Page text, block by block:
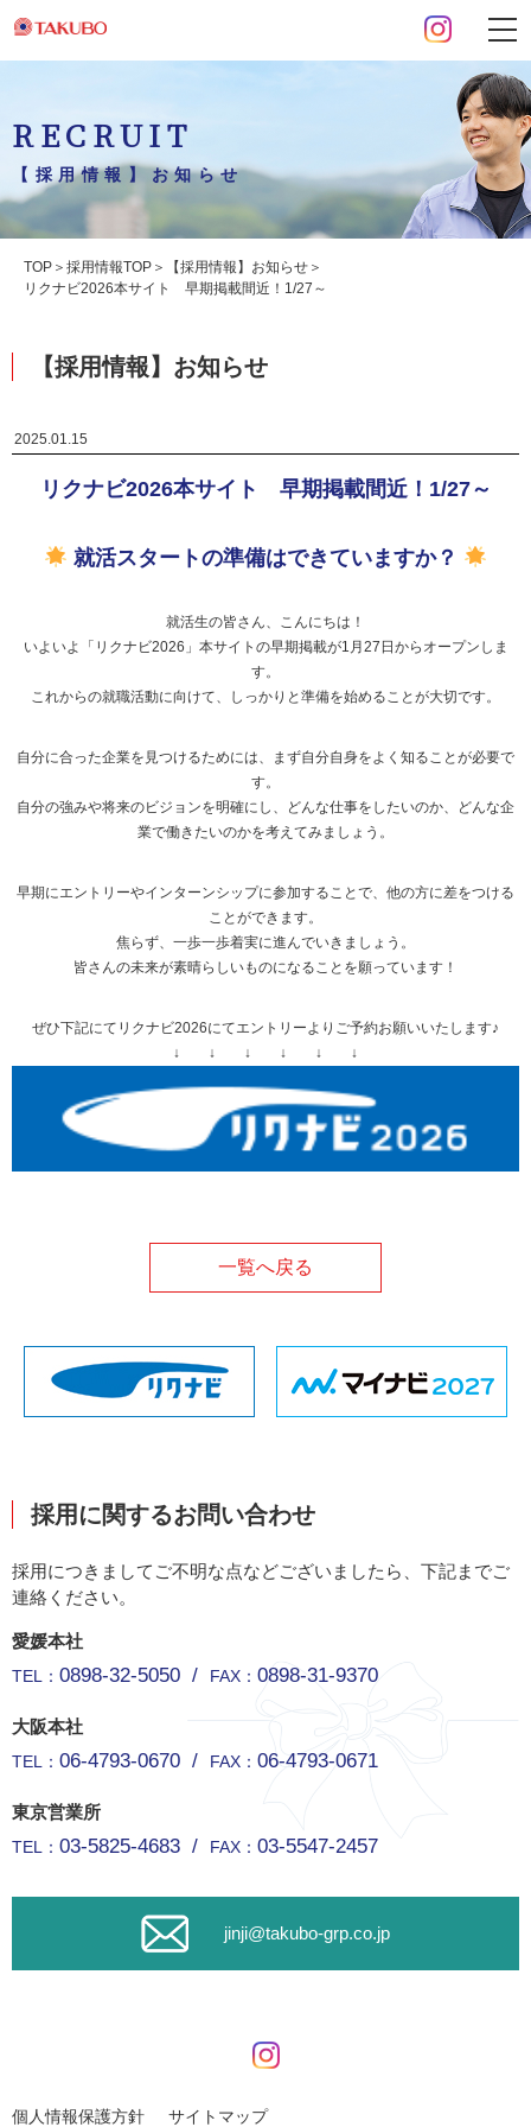
RECRUIT
【採用情報】お知らせ
TOP 採用情報TOP
【採用情報】お知らせ
リクナビ2026本サイト 早期掲載間近！1/27～
【採用情報】お知らせ
2025.01.15
リクナビ2026本サイト 早期掲載間近！1/27～
就活スタートの準備はできていますか？
就活生の皆さん、こんにちは！
いよいよ「リクナビ2026」本サイトの早期掲載が1月27日からオープンしま
す。
これからの就職活動に向けて、しっかりと準備を始めることが大切です。
自分に合った企業を見つけるためには、まず自分自身をよく知ることが必要で
す。
自分の強みや将来のビジョンを明確にし、どんな仕事をしたいのか、どんな企
業で働きたいのかを考えてみましょう。
早期にエントリーやインターンシップに参加することで、他の方に差をつける
ことができます。
焦らず、一歩一歩着実に進んでいきましょう。
皆さんの未来が素晴らしいものになることを願っています！
ぜひ下記にてリクナビ2026にてエントリーよりご予約お願いいたします♪
↓ ↓ ↓ ↓ ↓ ↓
一覧へ戻る
採用に関するお問い合わせ
採用につきましてご不明な点などございましたら、下記までご
連絡ください。
愛媛本社
TEL： 0898-32-5050 / FAX： 0898-31-9370
大阪本社
TEL： 06-4793-0670 / FAX： 06-4793-0671
東京営業所
TEL： 03-5825-4683 / FAX： 03-5547-2457
jinji@takubo-grp.co.jp
個人情報保護方針 サイトマップ